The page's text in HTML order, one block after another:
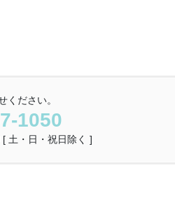
ください。
1050
土・日・祝日除く ]